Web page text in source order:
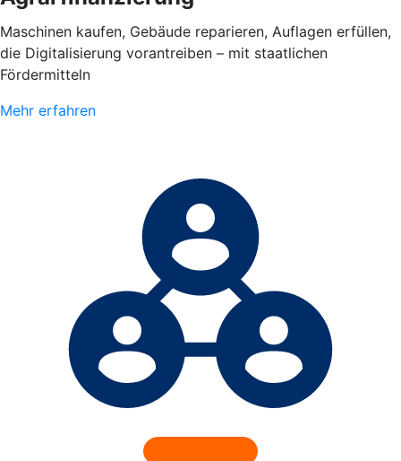
Maschinen kaufen, Gebäude reparieren, Auflagen erfüllen,
die Digitalisierung vorantreiben – mit staatlichen
Fördermitteln
Mehr erfahren